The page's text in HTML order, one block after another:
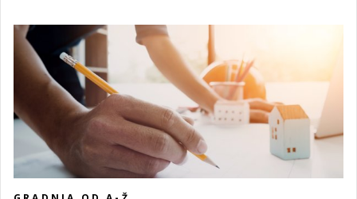
od mestnega vrveža. Eni razmišljajo v smeri nakupa na ključ,
drugi želijo svoje domovanje zgraditi na novo. Tovrstne sanje in
želje so povezane z visokimi stroški, a so ob pravočasno ter
ustrezno postavljenih temeljih varčevanja lažje uresničljive.